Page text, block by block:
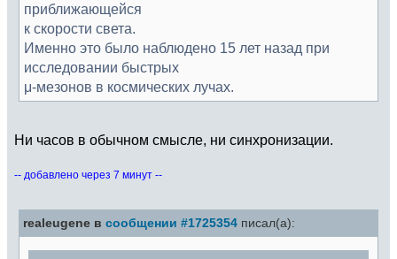
приближающейся
к скорости света.
Именно это было наблюдено 15 лет назад при
исследовании быстрых
μ-мезонов в космических лучах.
Ни часов в обычном смысле, ни синхронизации.
-- добавлено через 7 минут --
realeugene в сообщении #1725354 писал(а):